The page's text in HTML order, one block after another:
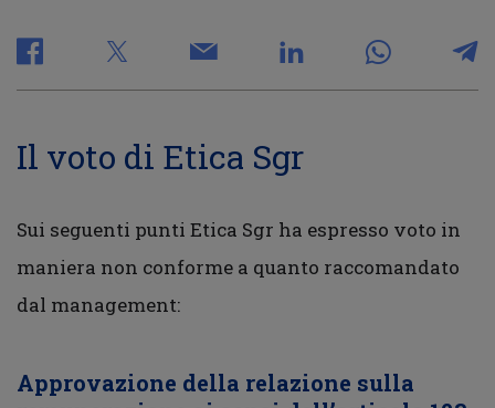
Il voto di Etica Sgr
Sui seguenti punti Etica Sgr ha espresso voto in
maniera non conforme a quanto raccomandato
dal management:
Approvazione della relazione sulla